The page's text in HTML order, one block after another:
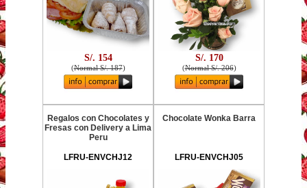
S/. 154
(Normal S/. 187)
S/. 170
(Normal S/. 206)
Regalos con Chocolates y
Fresas con Delivery a Lima
Peru
LFRU-ENVCHJ12
Chocolate Wonka Barra
LFRU-ENVCHJ05